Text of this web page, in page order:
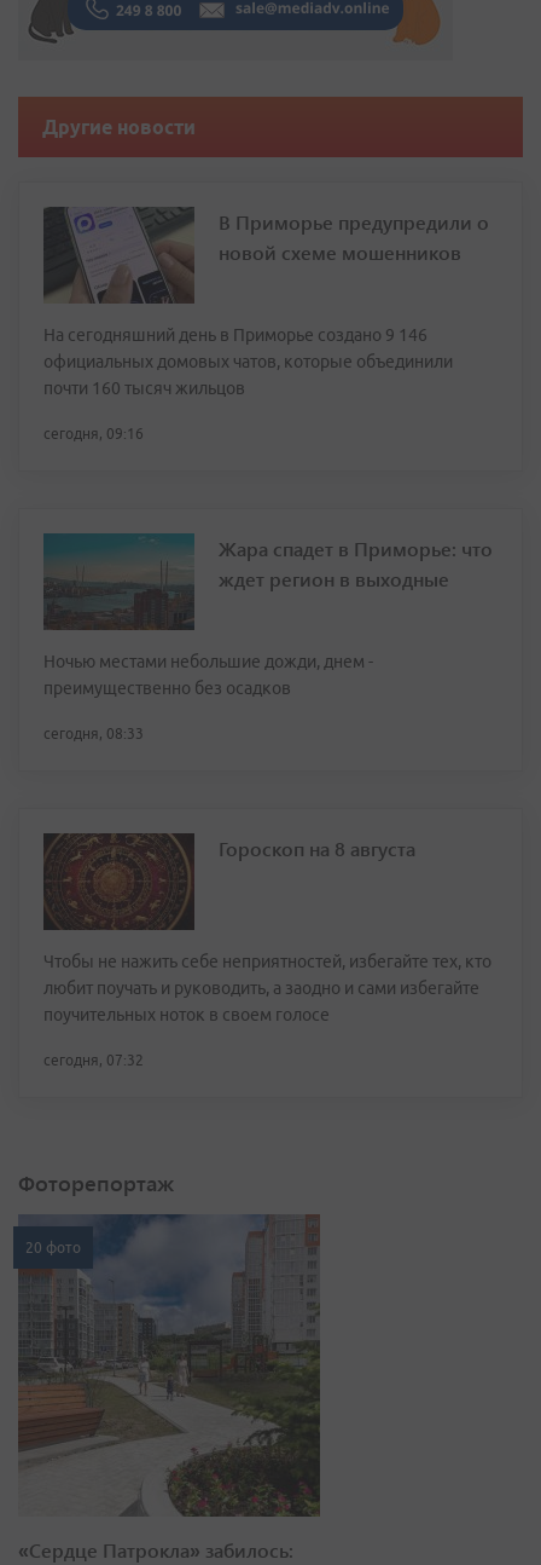
Другие новости
В Приморье предупредили о
новой схеме мошенников
На сегодняшний день в Приморье создано 9 146
официальных домовых чатов, которые объединили
почти 160 тысяч жильцов
сегодня, 09:16
Жара спадет в Приморье: что
ждет регион в выходные
Ночью местами небольшие дожди, днем -
преимущественно без осадков
сегодня, 08:33
Гороскоп на 8 августа
Чтобы не нажить себе неприятностей, избегайте тех, кто
любит поучать и руководить, а заодно и сами избегайте
поучительных ноток в своем голосе
сегодня, 07:32
Фоторепортаж
20 фото
«Сердце Патрокла» забилось: